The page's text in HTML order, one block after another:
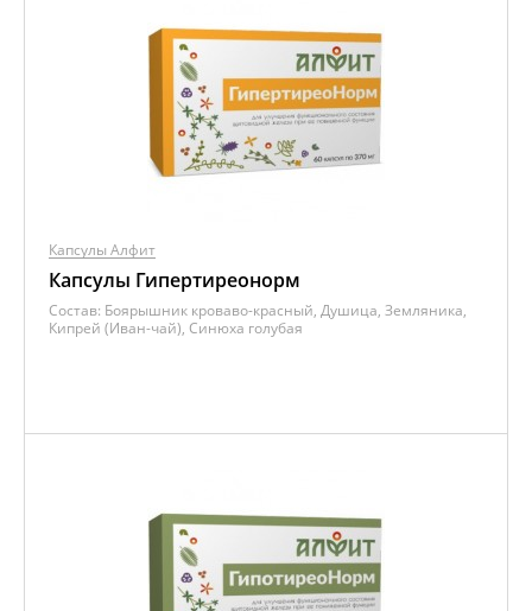
Капсулы Алфит
Капсулы Гипертиреонорм
Состав: Боярышник кроваво-красный, Душица, Земляника,
Кипрей (Иван-чай), Синюха голубая